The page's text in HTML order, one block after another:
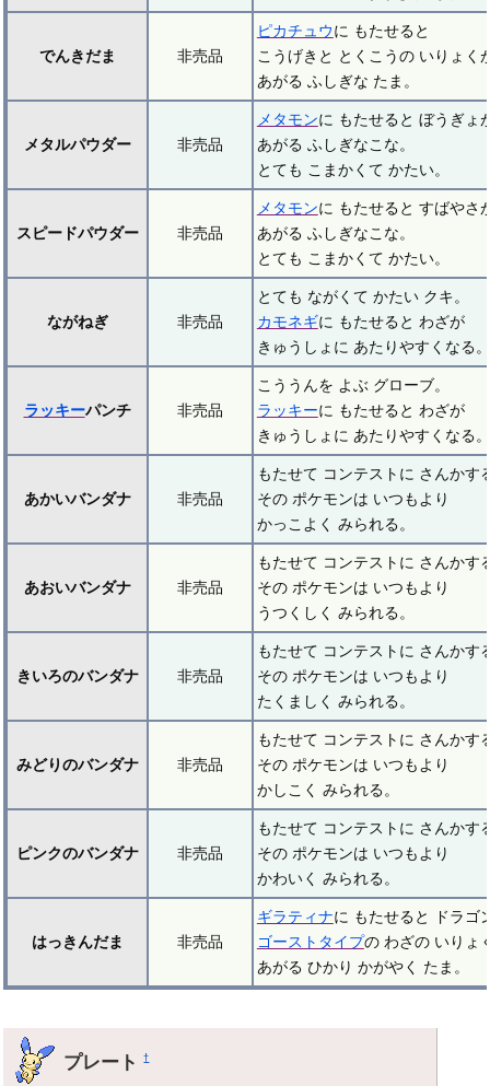
でんきだま 非売品
ピカチュウに もたせると
こうげきと とくこうの いりょく
あがる ふしぎな たま。
メタルパウダー 非売品
メタモンに もたせると ぼうぎょ
あがる ふしぎなこな。
とても こまかくて かたい。
スピードパウダー 非売品
メタモンに もたせると すばやさ
あがる ふしぎなこな。
とても こまかくて かたい。
ながねぎ 非売品
とても ながくて かたい クキ。
カモネギに もたせると わざが
きゅうしょに あたりやすくなる。
ラッキーパンチ 非売品
こううんを よぶ グローブ。
ラッキーに もたせると わざが
きゅうしょに あたりやすくなる。
あかいバンダナ 非売品
もたせて コンテストに さんかす
その ポケモンは いつもより
かっこよく みられる。
あおいバンダナ 非売品
もたせて コンテストに さんかす
その ポケモンは いつもより
うつくしく みられる。
きいろのバンダナ 非売品
もたせて コンテストに さんかす
その ポケモンは いつもより
たくましく みられる。
みどりのバンダナ 非売品
もたせて コンテストに さんかす
その ポケモンは いつもより
かしこく みられる。
ピンクのバンダナ 非売品
もたせて コンテストに さんかす
その ポケモンは いつもより
かわいく みられる。
はっきんだま 非売品
ギラティナに もたせると ドラゴ
ゴーストタイプの わざの いりょ
あがる ひかり かがやく たま。
プレート†